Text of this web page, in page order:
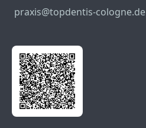
praxis@topdentis-cologne.de